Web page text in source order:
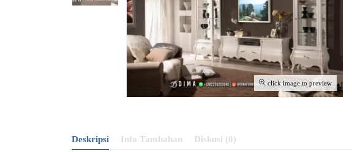
click image to preview
Deskripsi Info Tambahan Diskusi (0)